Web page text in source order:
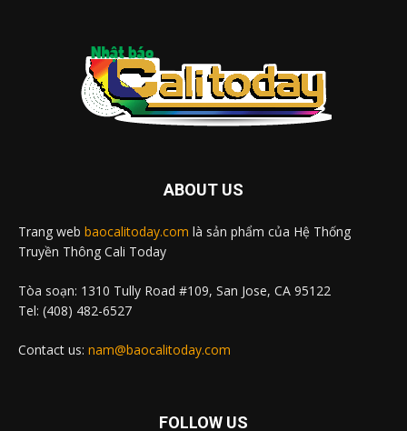
ABOUT US
Trang web baocalitoday.com là sản phẩm của Hệ Thống
Truyền Thông Cali Today
Tòa soạn: 1310 Tully Road #109, San Jose, CA 95122
Tel: (408) 482-6527
Contact us: nam@baocalitoday.com
FOLLOW US